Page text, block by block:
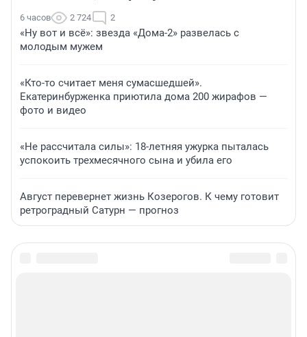
6 часов 2 724 2
«Ну вот и всё»: звезда «Дома-2» развелась с
молодым мужем
«Кто-то считает меня сумасшедшей».
Екатеринбурженка приютила дома 200 жирафов —
фото и видео
«Не рассчитала силы»: 18-летняя ужурка пыталась
успокоить трехмесячного сына и убила его
Август перевернет жизнь Козерогов. К чему готовит
ретроградный Сатурн — прогноз